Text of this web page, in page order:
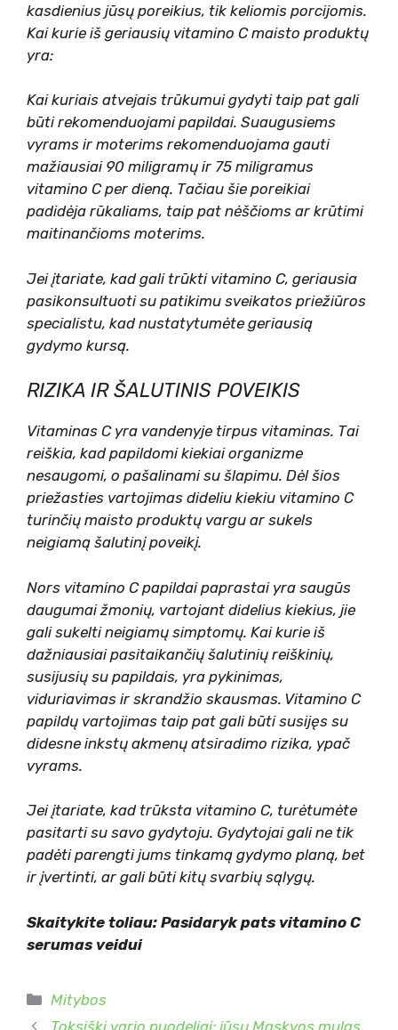
kasdienius jūsų poreikius, tik keliomis porcijomis.
Kai kurie iš geriausių vitamino C maisto produktų
yra:
Kai kuriais atvejais trūkumui gydyti taip pat gali
būti rekomenduojami papildai. Suaugusiems
vyrams ir moterims rekomenduojama gauti
mažiausiai 90 miligramų ir 75 miligramus
vitamino C per dieną. Tačiau šie poreikiai
padidėja rūkaliams, taip pat nėščioms ar krūtimi
maitinančioms moterims.
Jei įtariate, kad gali trūkti vitamino C, geriausia
pasikonsultuoti su patikimu sveikatos priežiūros
specialistu, kad nustatytumėte geriausią
gydymo kursą.
RIZIKA IR ŠALUTINIS POVEIKIS
Vitaminas C yra vandenyje tirpus vitaminas. Tai
reiškia, kad papildomi kiekiai organizme
nesaugomi, o pašalinami su šlapimu. Dėl šios
priežasties vartojimas dideliu kiekiu vitamino C
turinčių maisto produktų vargu ar sukels
neigiamą šalutinį poveikį.
Nors vitamino C papildai paprastai yra saugūs
daugumai žmonių, vartojant didelius kiekius, jie
gali sukelti neigiamų simptomų. Kai kurie iš
dažniausiai pasitaikančių šalutinių reiškinių,
susijusių su papildais, yra pykinimas,
viduriavimas ir skrandžio skausmas. Vitamino C
papildų vartojimas taip pat gali būti susijęs su
didesne inkstų akmenų atsiradimo rizika, ypač
vyrams.
Jei įtariate, kad trūksta vitamino C, turėtumėte
pasitarti su savo gydytoju. Gydytojai gali ne tik
padėti parengti jums tinkamą gydymo planą, bet
ir įvertinti, ar gali būti kitų svarbių sąlygų.
Skaitykite toliau: Pasidaryk pats vitamino C
serumas veidui
Kategorijos
Mitybos
Toksiški vario puodeliai: jūsų Maskvos mulas